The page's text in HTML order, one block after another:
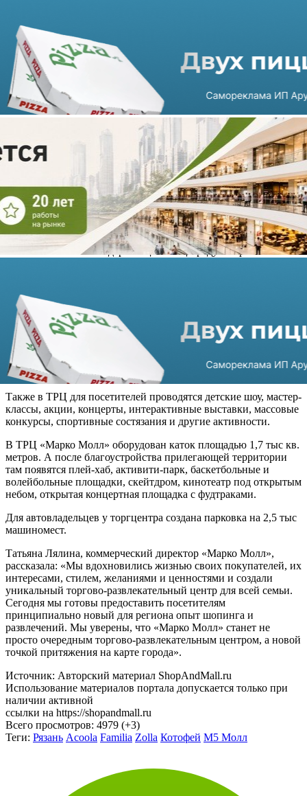
семейным ТРЦ «Марко
Молл»
01.10.2024 г. в 12:23
2 мин
Девелопер «Мармакс» начал ребрендинг рязанскоготоргово-
развлекательного центра «М5 Молл», который компания
купила в конце 2022 года
. Теперь ТРЦ стал семейным
торгово-развлекательным центром «Марко Молл». После
модернизации GBA проекта составит 83 тыс кв. метров, а
GLA - 66,5 тыс кв. метров.
Обновление торгцентра, к которому «Мармакс» приступил
два года назад, уже увеличило трафик на 15%.
Оставшиеся этапы модернизации ТРЦ предусматривают
вывесок с новым логотипом и названием центра.
За последний года в ТРЦ «Марко Молл» начали работать
магазины торговых сетей «Котофей», Estel, Acoola, Zolla,
Familia, развлекательный парк «Мисти Парк, первый в Рязани
детский картинг Crazy Cart, кофейня Taet, VR-арена Warpoint и
другие операторы. Henderson намерен увеличить площадь
своего магазина в торгцентре.
Также в ТРЦ для посетителей проводятся детские шоу, мастер-
классы, акции, концерты, интерактивные выставки, массовые
конкурсы, спортивные состязания и другие активности.
В ТРЦ «Марко Молл» оборудован каток площадью 1,7 тыс кв.
метров. А после благоустройства прилегающей территории
там появятся плей-хаб, активити-парк, баскетбольные и
волейбольные площадки, скейтдром, кинотеатр под открытым
небом, открытая концертная площадка с фудтраками.
Для автовладельцев у торгцентра создана парковка на 2,5 тыс
машиномест.
Татьяна Лялина, коммерческий директор «Марко Молл»,
рассказала: «Мы вдохновились жизнью своих покупателей, их
интересами, стилем, желаниями и ценностями и создали
уникальный торгово-развлекательный центр для всей семьи.
Сегодня мы готовы предоставить посетителям
принципиально новый для региона опыт шопинга и
развлечений. Мы уверены, что «Марко Молл» станет не
просто очередным торгово-развлекательным центром, а новой
точкой притяжения на карте города».
Источник: Авторский материал ShopAndMall.ru
Использование материалов портала допускается только при
наличии активной
ссылки на https://shopandmall.ru
Всего просмотров: 4979 (+3)
Теги: Рязань Acoola Familia Zolla Котофей М5 Молл